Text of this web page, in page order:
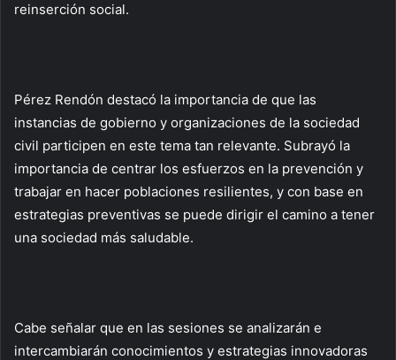
reinserción social.
Pérez Rendón destacó la importancia de que las
instancias de gobierno y organizaciones de la sociedad
civil participen en este tema tan relevante. Subrayó la
importancia de centrar los esfuerzos en la prevención y
trabajar en hacer poblaciones resilientes, y con base en
estrategias preventivas se puede dirigir el camino a tener
una sociedad más saludable.
Cabe señalar que en las sesiones se analizarán e
intercambiarán conocimientos y estrategias innovadoras